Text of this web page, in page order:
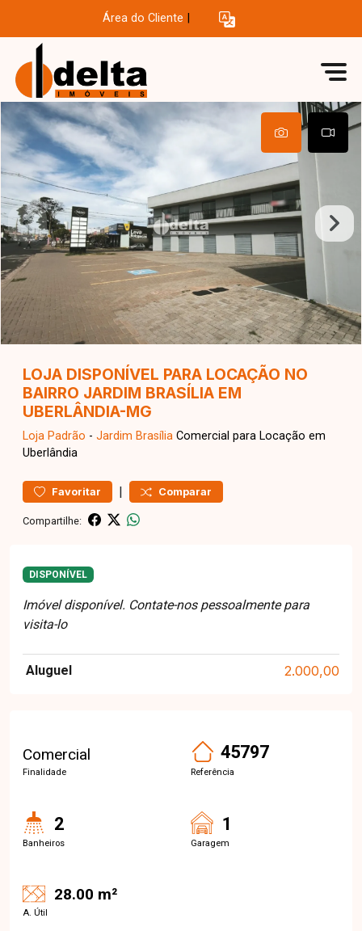
Área do Cliente
LOJA DISPONÍVEL PARA LOCAÇÃO NO
BAIRRO JARDIM BRASÍLIA EM
UBERLÂNDIA-MG
Loja Padrão - Jardim Brasília Comercial para Locação em
Uberlândia
Favoritar | Comparar
Compartilhe:
DISPONÍVEL
Imóvel disponível. Contate-nos pessoalmente para
visita-lo
Aluguel 2.000,00
Comercial
Finalidade
45797
Referência
2
Banheiros
1
Garagem
28.00 m²
A. Útil